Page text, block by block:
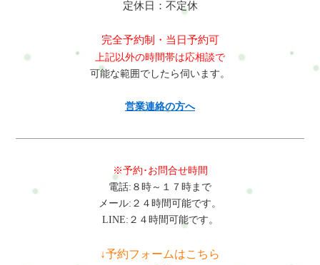
定休日：不定休
完全予約制・当日予約可
上記以外の時間帯は応相談で
可能な範囲でしたら伺います。
営業連絡の方へ
※予約･お問合せ時間
電話:８時～１７時まで
メール:２４時間可能です。
LINE:２４時間可能です。
↓予約フォームはこちら